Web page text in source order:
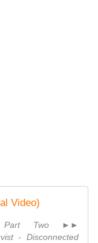
Video)
Part Two ►►
- Disconnected